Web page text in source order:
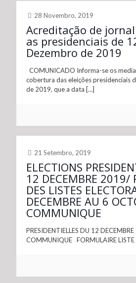
28 Novembro, 2019
Acreditação de
as presidenciais de
Dezembro de 2019
COMUNICADO Informa-se os
cobertura das eleições presidenciais
de 2019, que a data […]
21 Setembro, 2019
ELECTIONS
12 DECEMBRE 2019/
DES LISTES
DECEMBRE AU 6
COMMUNIQUE
PRESIDENTIELLES DU 12
COMMUNIQUE FORMULAIRE LISTE